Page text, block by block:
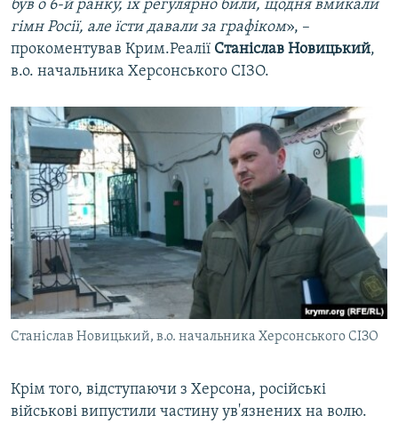
був о 6-й ранку, їх регулярно били, щодня вмикали
гімн Росії, але їсти давали за графіком», –
прокоментував Крим.Реалії Станіслав Новицький,
в.о. начальника Херсонського СІЗО.
Станіслав Новицький, в.о. начальника Херсонського СІЗО
Крім того, відступаючи з Херсона, російські
військові випустили частину ув'язнених на волю.